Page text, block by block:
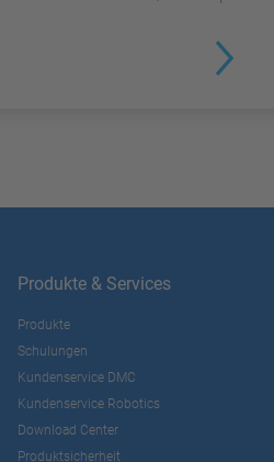
Produkte & Services
Produkte
Schulungen
Kundenservice DMC
Kundenservice Robotics
Download Center
Produktsicherheit